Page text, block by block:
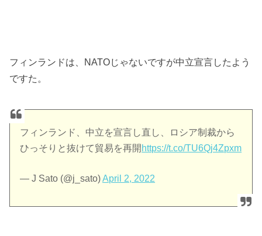
フィンランドは、NATOじゃないですが中立宣言したよう
ですた。
フィンランド、中立を宣言し直し、ロシア制裁から
ひっそりと抜けて貿易を再開 https://t.co/TU6Qj4Zpxm
— J Sato (@j_sato)April 2, 2022